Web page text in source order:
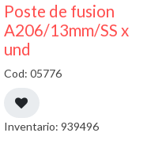
Poste de fusion
A206/13mm/SS x
und
Cod: 05776
Inventario: 939496